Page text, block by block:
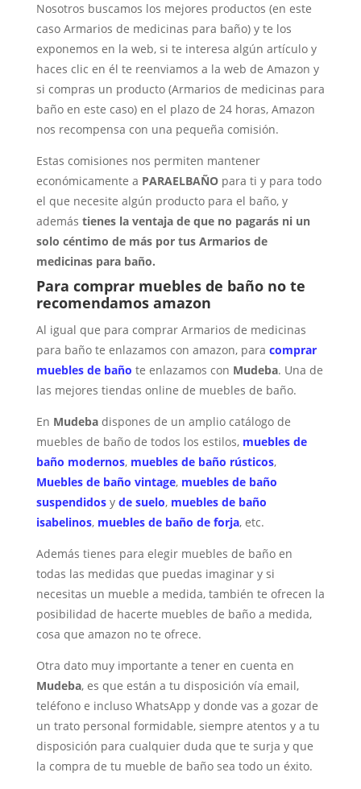
Nosotros buscamos los mejores productos (en este
caso Armarios de medicinas para baño) y te los
exponemos en la web, si te interesa algún artículo y
haces clic en él te reenviamos a la web de Amazon y
si compras un producto (Armarios de medicinas para
baño en este caso) en el plazo de 24 horas, Amazon
nos recompensa con una pequeña comisión.
Estas comisiones nos permiten mantener
económicamente a PARAELBAÑOpara ti y para todo
el que necesite algún producto para el baño, y
además tienes la ventaja de que no pagarás ni un
solo céntimo de más por tus Armarios de
medicinas para baño.
Para comprar muebles de baño no te
recomendamos amazon
Al igual que para comprar Armarios de medicinas
para baño te enlazamos con amazon, para comprar
muebles de baño te enlazamos con Mudeba. Una de
las mejores tiendas online de muebles de baño.
En Mudebadispones de un amplio catálogo de
muebles de baño de todos los estilos, muebles de
baño modernos, muebles de baño rústicos,
Muebles de baño vintage, muebles de baño
suspendidosy de suelo, muebles de baño
isabelinos, muebles de baño de forja, etc.
Además tienes para elegir muebles de baño en
todas las medidas que puedas imaginar y si
necesitas un mueble a medida, también te ofrecen la
posibilidad de hacerte muebles de baño a medida,
cosa que amazon no te ofrece.
Otra dato muy importante a tener en cuenta en
Mudeba, es que están a tu disposición vía email,
teléfono e incluso WhatsApp y donde vas a gozar de
un trato personal formidable, siempre atentos y a tu
disposición para cualquier duda que te surja y que
la compra de tu mueble de baño sea todo un éxito.